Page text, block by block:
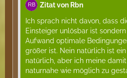
Zitat von Rbn
Ich sprach nicht davon, dass
Einsteiger unlösbar ist
Aufwand optimale
größer ist. Nein natürlich ist ein
natürlich, aber ich meine
naturnahe wie möglich zu